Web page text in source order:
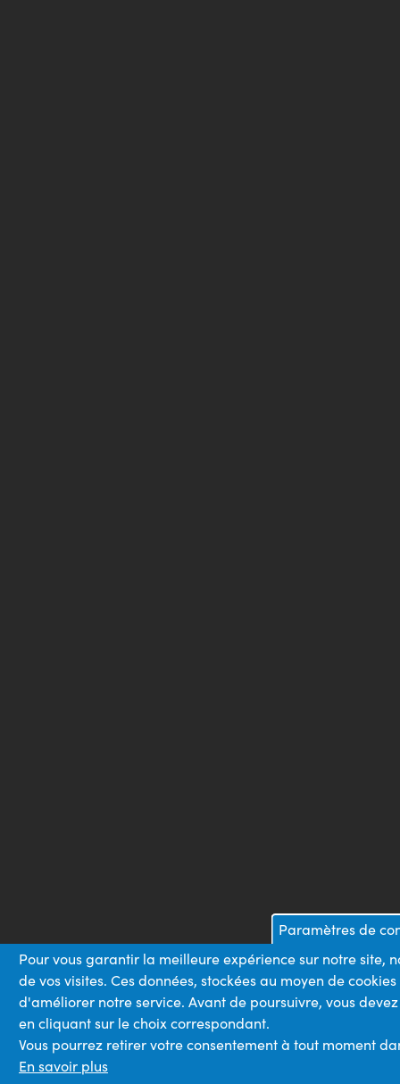
Paramètres de
Pour vous garantir la meilleure expérience sur notre site,
de vos visites. Ces données, stockées au moyen de
d'améliorer notre service. Avant de poursuivre, vous
en cliquant sur le choix correspondant.
Vous pourrez retirer votre consentement à tout moment
En savoir plus